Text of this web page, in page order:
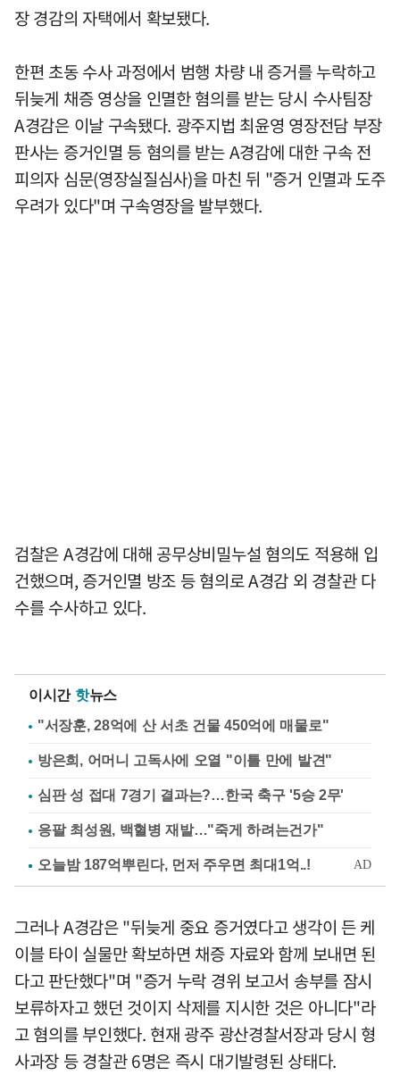
장 경감의 자택에서 확보됐다.
한편 초동 수사 과정에서 범행 차량 내 증거를 누락하고
뒤늦게 채증 영상을 인멸한 혐의를 받는 당시 수사팀장
A경감은 이날 구속됐다. 광주지법 최윤영 영장전담 부장
판사는 증거인멸 등 혐의를 받는 A경감에 대한 구속 전
피의자 심문(영장실질심사)을 마친 뒤 "증거 인멸과 도주
우려가 있다"며 구속영장을 발부했다.
검찰은 A경감에 대해 공무상비밀누설 혐의도 적용해 입
건했으며, 증거인멸 방조 등 혐의로 A경감 외 경찰관 다
수를 수사하고 있다.
이시간 핫뉴스
"서장훈, 28억에 산 서초 건물 450억에 매물로"
방은희, 어머니 고독사에 오열 "이틀 만에 발견"
심판 성 접대 7경기 결과는?…한국 축구 '5승 2무'
응팔 최성원, 백혈병 재발…"죽게 하려는건가"
그러나 A경감은 "뒤늦게 중요 증거였다고 생각이 든 케
이블 타이 실물만 확보하면 채증 자료와 함께 보내면 된
다고 판단했다"며 "증거 누락 경위 보고서 송부를 잠시
보류하자고 했던 것이지 삭제를 지시한 것은 아니다"라
고 혐의를 부인했다. 현재 광주 광산경찰서장과 당시 형
사과장 등 경찰관 6명은 즉시 대기발령된 상태다.